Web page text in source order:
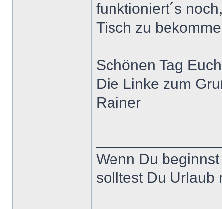
funktioniert´s
Tisch zu
Schönen Tag
Die Linke zum
Rainer
Wenn Du
solltest Du Urlaub